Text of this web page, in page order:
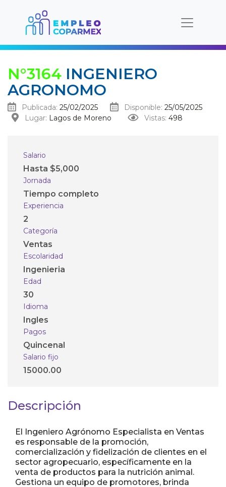
N°3164 INGENIERO
AGRONOMO
Publicada: 25/02/2025 Disponible: 25/05/2025
Lugar: Lagos de Moreno Vistas: 498
Salario
Hasta $5,000
Jornada
Tiempo completo
Experiencia
2
Categoría
Ventas
Escolaridad
Ingenieria
Edad
30
Idioma
Ingles
Pagos
Quincenal
Salario fijo
15000.00
Descripción
El Ingeniero Agrónomo Especialista en Ventas
es responsable de la promoción,
comercialización y fidelización de clientes en el
sector agropecuario, específicamente en la
venta de productos para la nutrición animal.
Gestiona un equipo de promotores, brinda